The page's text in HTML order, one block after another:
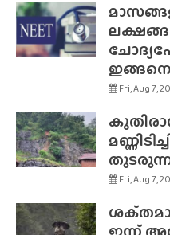
ഇങ്ങനെ
Fri, Aug 7,
Fri, Aug 7,